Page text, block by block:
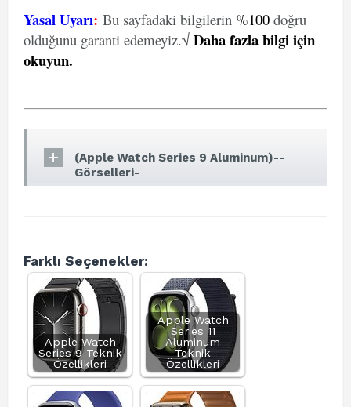
Yasal Uyarı: Bu sayfadaki bilgilerin %100 doğru
olduğunu garanti edemeyiz.√ Daha fazla bilgi için
okuyun.
(Apple Watch Series 9 Aluminum)--
Görselleri-
Farklı Seçenekler:
Apple Watch
Series 9 Teknik
Özellikleri
Apple Watch
Series 11
Aluminum
Teknik
Özellikleri